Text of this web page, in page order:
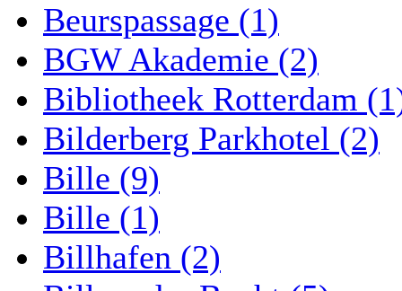
Beurspassage (1)
BGW Akademie (2)
Bibliotheek Rotterdam
Bilderberg Parkhotel (2)
Bille (9)
Bille (1)
Billhafen (2)